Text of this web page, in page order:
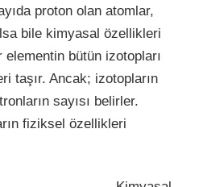
proton olan atomlar,
bile kimyasal özellikleri
elementin bütün izotopları
taşır. Ancak; izotopların
sayısı belirler.
fiziksel özellikleri